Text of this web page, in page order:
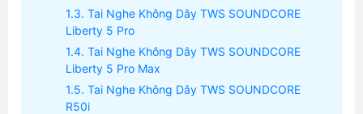
Tai Nghe Không Dây TWS SOUNDCORE
Liberty 5 Pro
Tai Nghe Không Dây TWS SOUNDCORE
Liberty 5 Pro Max
Tai Nghe Không Dây TWS SOUNDCORE
R50i